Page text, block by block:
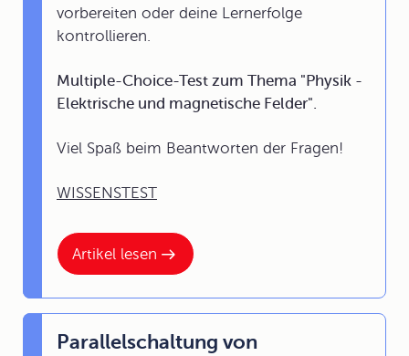
Artikel lesen
vorbereiten oder deine Lernerfolge
kontrollieren.
Multiple-Choice-Test zum Thema "Physik -
Elektrische und magnetische Felder".
Viel Spaß beim Beantworten der Fragen!
WISSENSTEST
Parallelschaltung von